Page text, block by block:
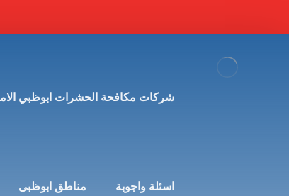
شركات مكافحة الحشرات ابوظبي
اسئلة واجوبة مناطق ابوظبى